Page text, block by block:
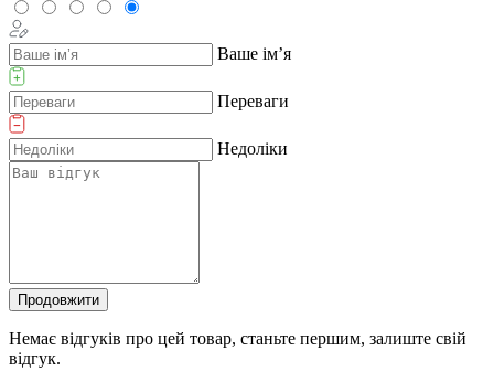
Ваше ім’я
Переваги
Недоліки
Продовжити
Немає відгуків про цей товар, станьте першим, залиште свій
відгук.